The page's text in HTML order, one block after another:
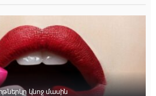
կնոջ մասին